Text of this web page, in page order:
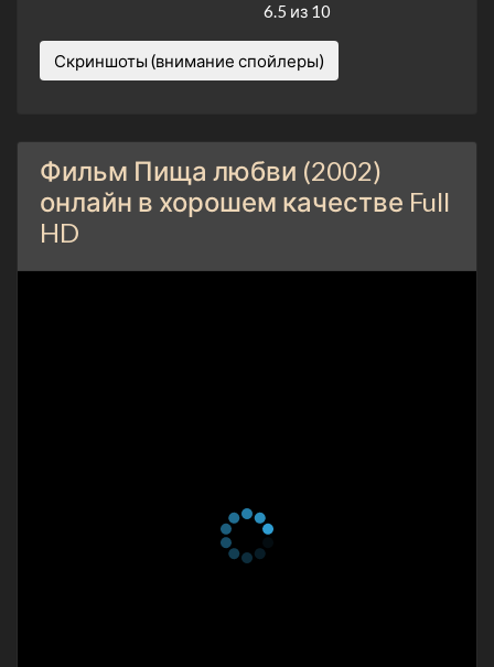
6.5 из 10
Скриншоты (внимание спойлеры)
Фильм Пища любви (2002)
онлайн в хорошем качестве Full
HD